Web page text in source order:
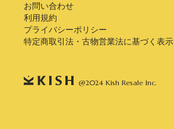
お問い合わせ
利用規約
プライバシーポリシー
特定商取引法・古物営業法に基づく表示
@2024 Kish Resale Inc.